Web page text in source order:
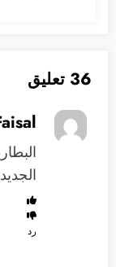
36 تعليق
الجديد 14.7.1
رد